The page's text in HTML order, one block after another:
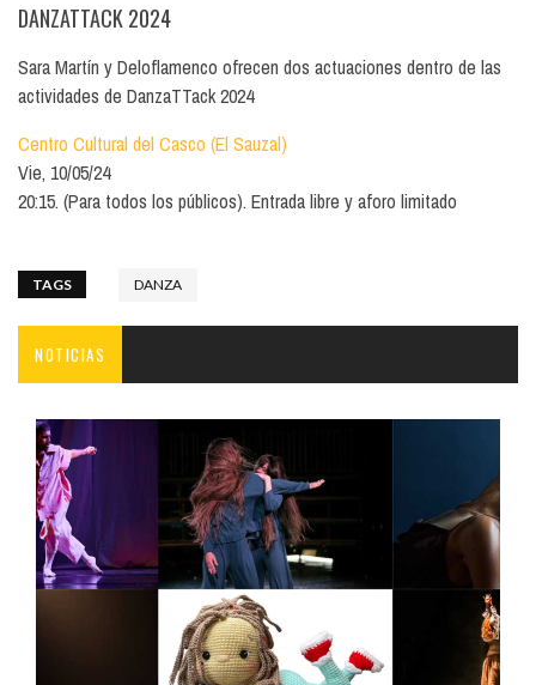
DANZATTACK 2024
Sara Martín y Deloflamenco ofrecen dos actuaciones dentro de las
actividades de DanzaTTack 2024
Centro Cultural del Casco (El Sauzal)
Vie, 10/05/24
20:15. (Para todos los públicos). Entrada libre y aforo limitado
TAGS DANZA
NOTICIAS